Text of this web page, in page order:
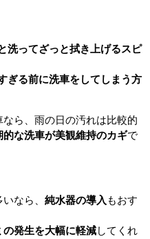
洗ってざっと拭き上げるスピ
ぎる前に洗車をしてしまう方
ら、雨の日の汚れは比較的
的な洗車が美観維持のカギで
なら、 純水器の導入 もおす
の発生を大幅に軽減してくれ